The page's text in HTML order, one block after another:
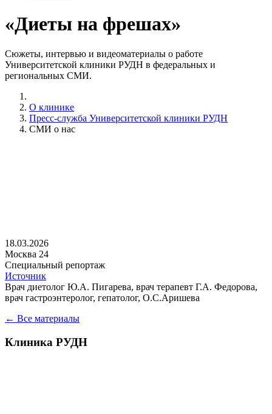
«Диеты на фрешах»
Сюжеты, интервью и видеоматериалы о работе
Университетской клиники РУДН в федеральных и
региональных СМИ.
О клинике
Пресс-служба Университетской клиники РУДН
СМИ о нас
18.03.2026
Москва 24
Специальный репортаж
Источник
Врач диетолог Ю.А. Пигарева, врач терапевт Г.А. Федорова,
врач гастроэнтеролог, гепатолог, О.С.Аришева
← Все материалы
Клиника РУДН